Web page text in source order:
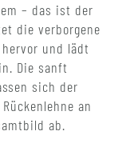
– das ist der
die verborgene
und lädt
Die sanft
sich der
an
ab.